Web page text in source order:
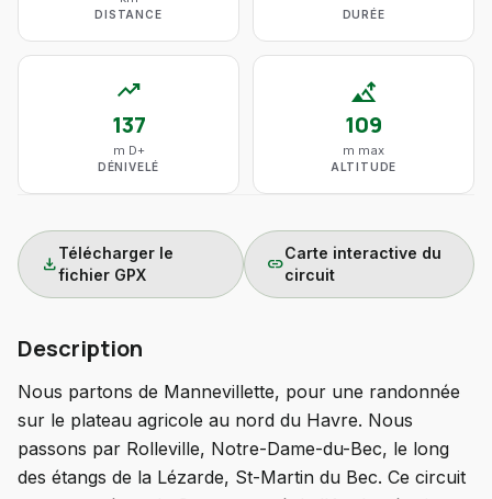
DISTANCE DURÉE
trending_up
137
m D+
DÉNIVELÉ
altitude
109
m max
ALTITUDE
download
Télécharger le
fichier GPX
link
Carte interactive du
circuit
Description
Nous partons de Mannevillette, pour une randonnée
sur le plateau agricole au nord du Havre. Nous
passons par Rolleville, Notre-Dame-du-Bec, le long
des étangs de la Lézarde, St-Martin du Bec. Ce circuit